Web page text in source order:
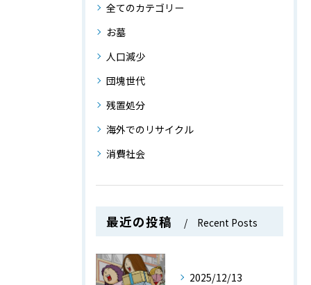
全てのカテゴリー
お墓
人口減少
団塊世代
残置処分
海外でのリサイクル
消費社会
最近の投稿 Recent Posts
2025/12/13